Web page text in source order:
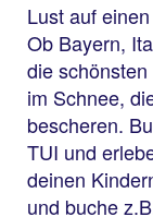
Lust auf
Ob Bayern,
die
im Schnee,
bescheren.
TUI und
deinen
und buche